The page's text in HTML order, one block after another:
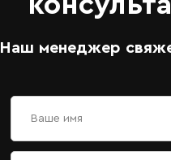
Наш менеджер